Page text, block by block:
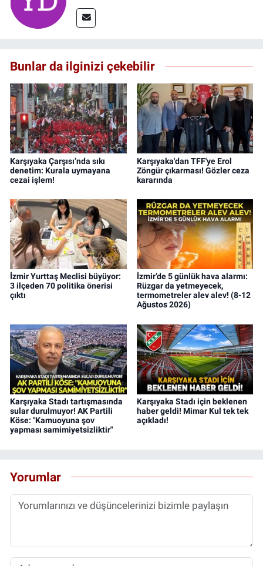
Bunlar da ilginizi çekebilir
Karşıyaka Çarşısı’nda sıkı
denetim: Kurala uymayana
cezai işlem!
Karşıyaka'dan TFF'ye Erol
Zöngür çıkarması! Gözler ceza
kararında
İzmir Yurttaş Meclisi büyüyor:
3 ilçeden 70 politika önerisi
çıktı
İzmir’de 5 günlük hava alarmı:
Rüzgar da yetmeyecek,
termometreler alev alev! (8-12
Ağustos 2026)
Karşıyaka Stadı tartışmasında
sular durulmuyor! AK Partili
Köse: "Kamuoyuna şov
yapması samimiyetsizliktir"
Karşıyaka Stadı için beklenen
haber geldi! Mimar Kul tek tek
açıkladı!
Yorumlar